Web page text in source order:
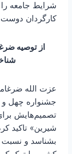
شرایط جامعه
کارگردان دوست
از توصیه
عزت الله
جشنواره چهل و
تصمیم‌هایش
شیرین» تاکید